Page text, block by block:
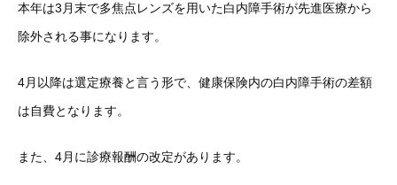
本年は3月末で多焦点レンズを用いた白内障手術が先進医療から
除外される事になります。
4月以降は選定療養と言う形で、健康保険内の白内障手術の差額
は自費となります。
また、4月に診療報酬の改定があります。